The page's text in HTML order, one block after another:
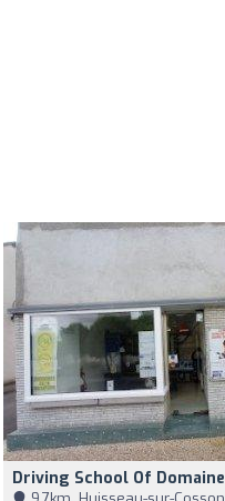
Driving School Of Domaine